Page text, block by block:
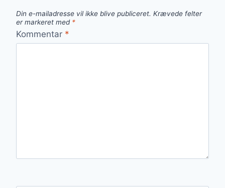
Din e-mailadresse vil ikke blive publiceret. Krævede felter
er markeret med *
Kommentar *